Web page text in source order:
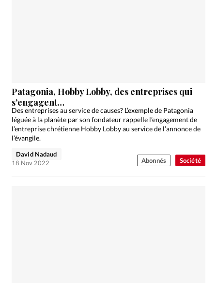
Société
Patagonia, Hobby Lobby, des entreprises qui
s’engagent…
Des entreprises au service de causes? L’exemple de Patagonia
léguée à la planète par son fondateur rappelle l’engagement de
l’entreprise chrétienne Hobby Lobby au service de l’annonce de
l’évangile.
David Nadaud
18 Nov 2022
Abonnés